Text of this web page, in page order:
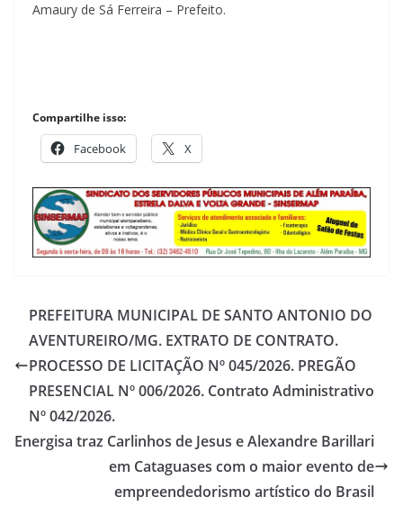
Amaury de Sá Ferreira – Prefeito.
Compartilhe isso:
Facebook X
PREFEITURA MUNICIPAL DE SANTO ANTONIO DO
AVENTUREIRO/MG. EXTRATO DE CONTRATO.
PROCESSO DE LICITAÇÃO Nº 045/2026. PREGÃO
PRESENCIAL Nº 006/2026. Contrato Administrativo
Nº 042/2026.
Energisa traz Carlinhos de Jesus e Alexandre Barillari
em Cataguases com o maior evento de
empreendedorismo artístico do Brasil